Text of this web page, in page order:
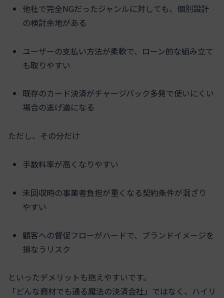
他社で完全NGだったジャンルに対しても、個別設計
の検討余地がある
ユーザーの支払い方法が柔軟で、ローン的な組み立て
も取りやすい
既存のカード決済がチャージバック多発で使いにくい
場合の逃げ道になる
ただし、その分だけ
手数料率が高くなりやすい
未回収時の事業者負担が重くなる契約条件が混ざり
やすい
顧客への督促フローがハードで、ブランドイメージを
損なうリスク
といったデメリットも抱えやすいです。
「どんな商材でも通る魔法の決済会社」ではなく、ハイリ